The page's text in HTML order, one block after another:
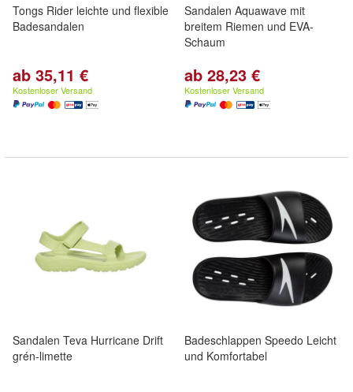
Tongs Rider leichte und flexible
Badesandalen
ab 35,11 €
Kostenloser Versand
Sandalen Aquawave mit
breitem Riemen und EVA-
Schaum
ab 28,23 €
Kostenloser Versand
Sandalen Teva Hurricane Drift
grén-limette
Badeschlappen Speedo Leicht
und Komfortabel